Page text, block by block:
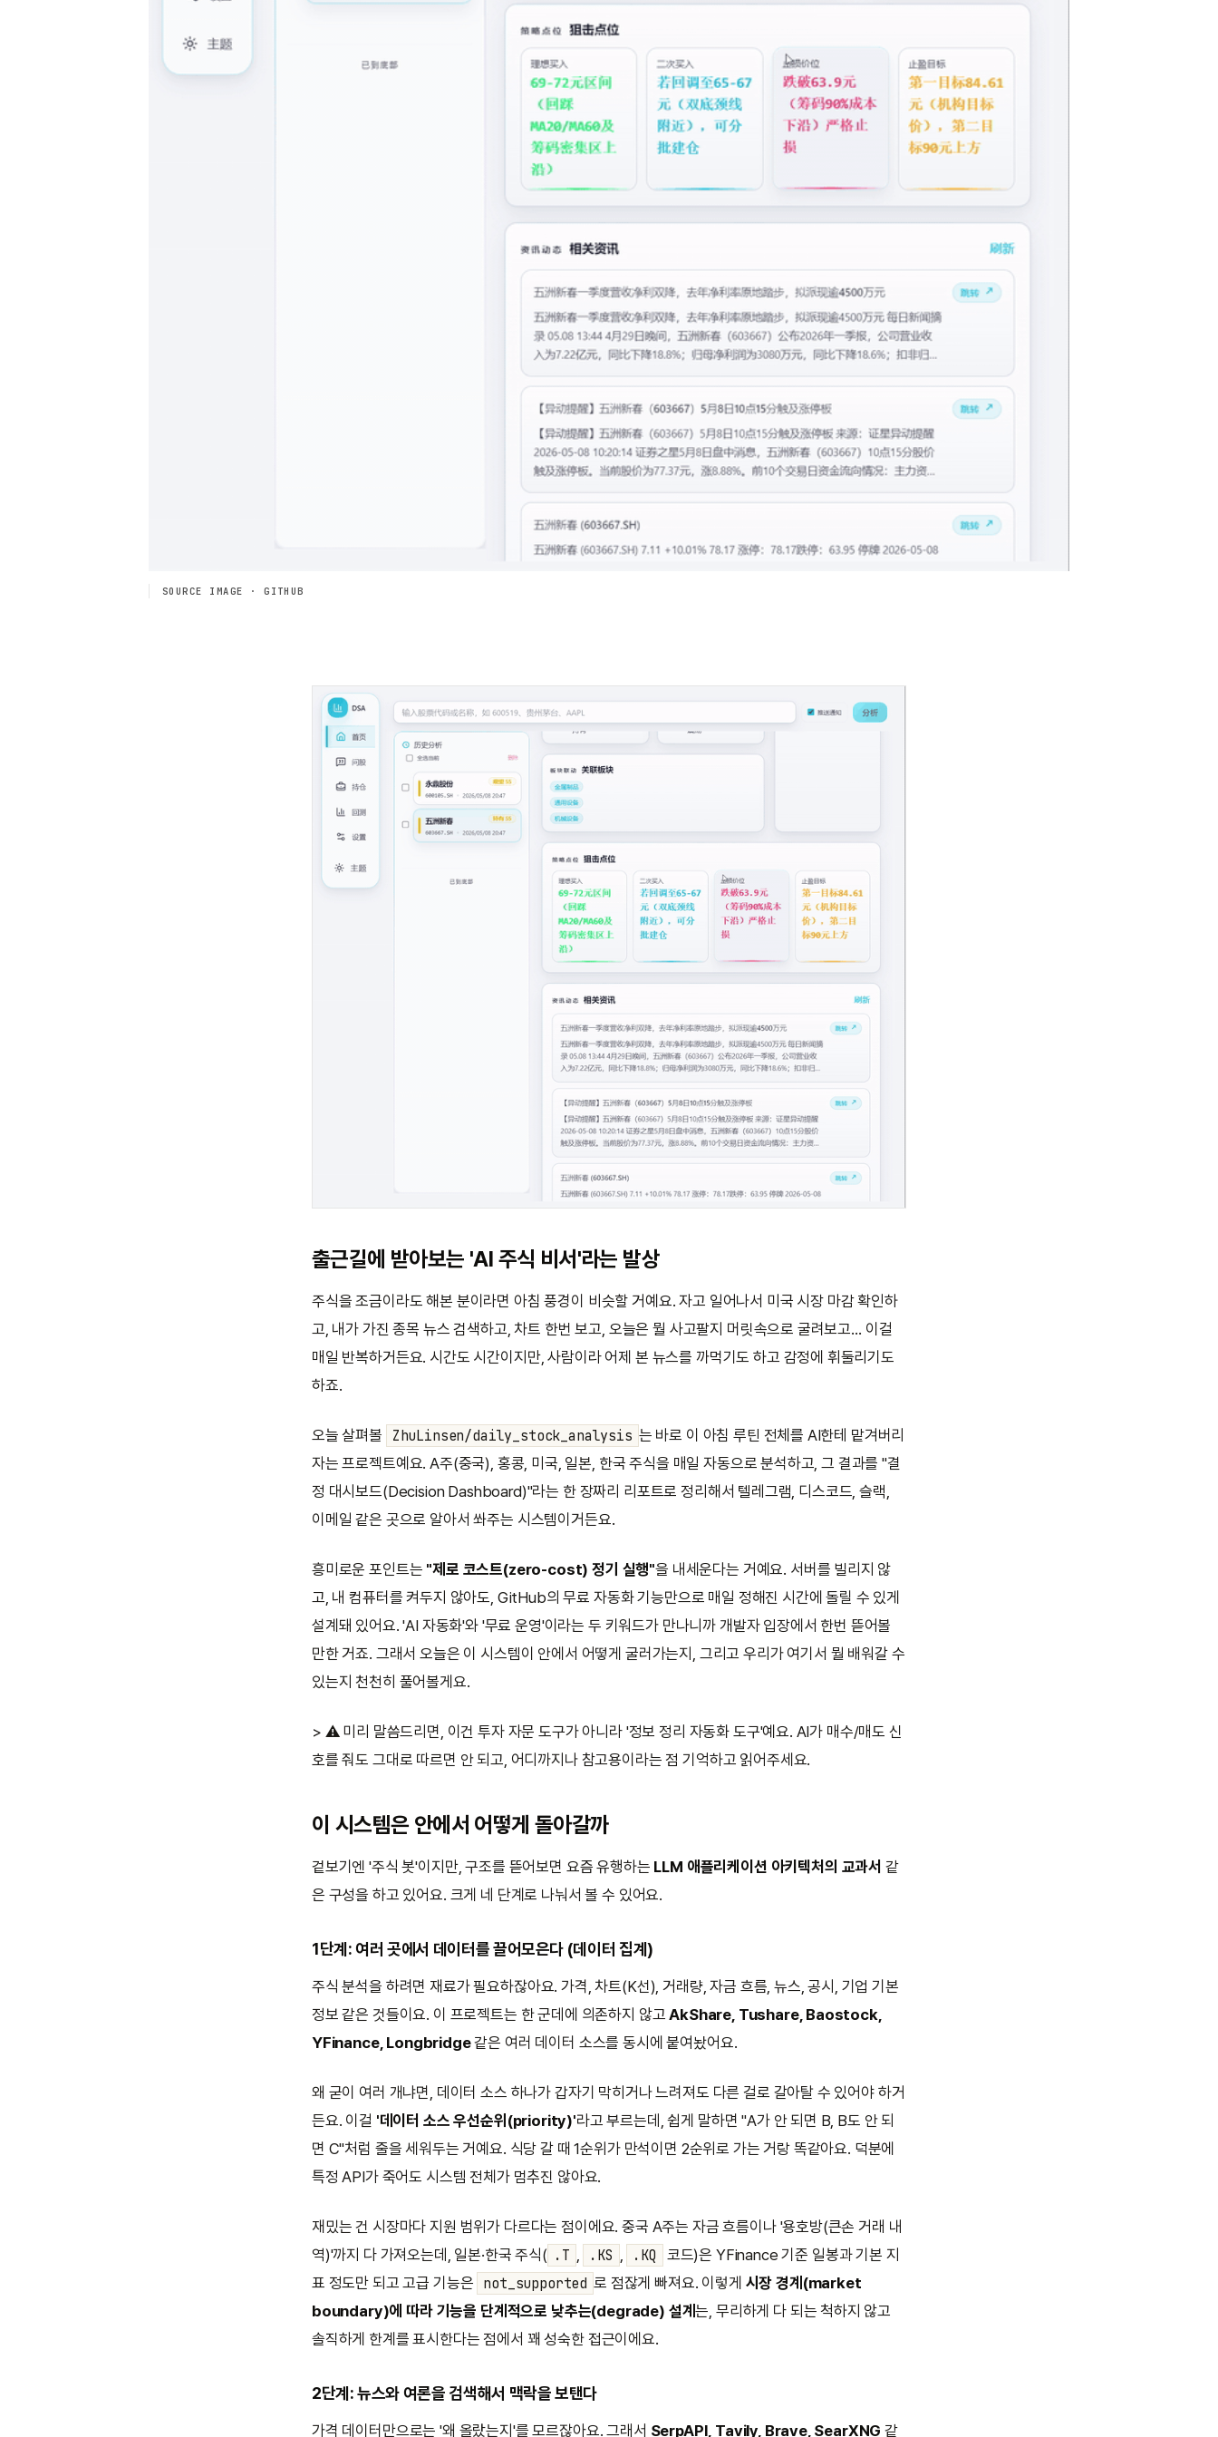
SOURCE IMAGE · GITHUB
출근길에 받아보는 'AI 주식 비서'라는 발상
주식을 조금이라도 해본 분이라면 아침 풍경이 비슷할 거예요. 자고 일어나서 미국 시장 마감 확인하
고, 내가 가진 종목 뉴스 검색하고, 차트 한번 보고, 오늘은 뭘 사고팔지 머릿속으로 굴려보고… 이걸
매일 반복하거든요. 시간도 시간이지만, 사람이라 어제 본 뉴스를 까먹기도 하고 감정에 휘둘리기도
하죠.
오늘 살펴볼 ZhuLinsen/daily_stock_analysis 는 바로 이 아침 루틴 전체를 AI한테 맡겨버리
자는 프로젝트예요. A주(중국), 홍콩, 미국, 일본, 한국 주식을 매일 자동으로 분석하고, 그 결과를 "결
정 대시보드(Decision Dashboard)"라는 한 장짜리 리포트로 정리해서 텔레그램, 디스코드, 슬랙,
이메일 같은 곳으로 알아서 쏴주는 시스템이거든요.
흥미로운 포인트는 "제로 코스트(zero-cost) 정기 실행"을 내세운다는 거예요. 서버를 빌리지 않
고, 내 컴퓨터를 켜두지 않아도, GitHub의 무료 자동화 기능만으로 매일 정해진 시간에 돌릴 수 있게
설계돼 있어요. 'AI 자동화'와 '무료 운영'이라는 두 키워드가 만나니까 개발자 입장에서 한번 뜯어볼
만한 거죠. 그래서 오늘은 이 시스템이 안에서 어떻게 굴러가는지, 그리고 우리가 여기서 뭘 배워갈 수
있는지 천천히 풀어볼게요.
> ⚠️ 미리 말씀드리면, 이건 투자 자문 도구가 아니라 '정보 정리 자동화 도구'예요. AI가 매수/매도 신
호를 줘도 그대로 따르면 안 되고, 어디까지나 참고용이라는 점 기억하고 읽어주세요.
이 시스템은 안에서 어떻게 돌아갈까
겉보기엔 '주식 봇'이지만, 구조를 뜯어보면 요즘 유행하는 LLM 애플리케이션 아키텍처의 교과서 같
은 구성을 하고 있어요. 크게 네 단계로 나눠서 볼 수 있어요.
1단계: 여러 곳에서 데이터를 끌어모은다 (데이터 집계)
주식 분석을 하려면 재료가 필요하잖아요. 가격, 차트(K선), 거래량, 자금 흐름, 뉴스, 공시, 기업 기본
정보 같은 것들이요. 이 프로젝트는 한 군데에 의존하지 않고AkShare, Tushare, Baostock,
YFinance, Longbridge같은 여러 데이터 소스를 동시에 붙여놨어요.
왜 굳이 여러 개냐면, 데이터 소스 하나가 갑자기 막히거나 느려져도 다른 걸로 갈아탈 수 있어야 하거
든요. 이걸 '데이터 소스 우선순위(priority)'라고 부르는데, 쉽게 말하면 "A가 안 되면 B, B도 안 되
면 C"처럼 줄을 세워두는 거예요. 식당 갈 때 1순위가 만석이면 2순위로 가는 거랑 똑같아요. 덕분에
특정 API가 죽어도 시스템 전체가 멈추진 않아요.
재밌는 건 시장마다 지원 범위가 다르다는 점이에요. 중국 A주는 자금 흐름이나 '용호방(큰손 거래 내
역)'까지 다 가져오는데, 일본·한국 주식( .T , .KS , .KQ
코드)은 YFinance 기준 일봉과 기본 지
표 정도만 되고 고급 기능은
not_supported 로 점잖게 빠져요. 이렇게 시장 경계(market
boundary)에 따라 기능을 단계적으로 낮추는(degrade) 설계는, 무리하게 다 되는 척하지 않고
솔직하게 한계를 표시한다는 점에서 꽤 성숙한 접근이에요.
2단계: 뉴스와 여론을 검색해서 맥락을 보탠다
가격 데이터만으로는 '왜 올랐는지'를 모르잖아요. 그래서 SerpAPI, Tavily, Brave, SearXNG 같